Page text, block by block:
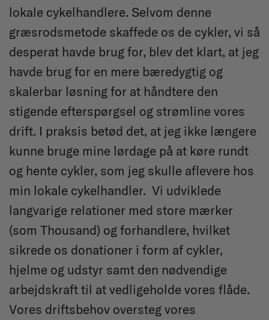
lokale cykelhandlere. Selvom denne
græsrodsmetode skaffede os de cykler, vi så
desperat havde brug for, blev det klart, at jeg
havde brug for en mere bæredygtig og
skalerbar løsning for at håndtere den
stigende efterspørgsel og strømline vores
drift. I praksis betød det, at jeg ikke længere
kunne bruge mine lørdage på at køre rundt
og hente cykler, som jeg skulle aflevere hos
min lokale cykelhandler. Vi udviklede
langvarige relationer med store mærker
(som Thousand) og forhandlere, hvilket
sikrede os donationer i form af cykler,
hjelme og udstyr samt den nødvendige
arbejdskraft til at vedligeholde vores flåde.
Vores driftsbehov oversteg vores